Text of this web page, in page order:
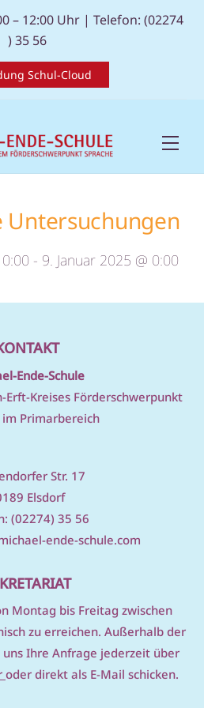
– 12:00 Uhr | Telefon: (02274
) 35 56
Schul-Cloud
Untersuchungen
0:00 - 9. Januar 2025 @ 0:00
Ende-Schule
Erft-Kreises Förderschwerpunkt
im Primarbereich
Str. 17
Elsdorf
(02274) 35 56
ende-schule.com
Montag bis Freitag zwischen
zu erreichen. Außerhalb der
Ihre Anfrage jederzeit über
oder direkt als E-Mail schicken.